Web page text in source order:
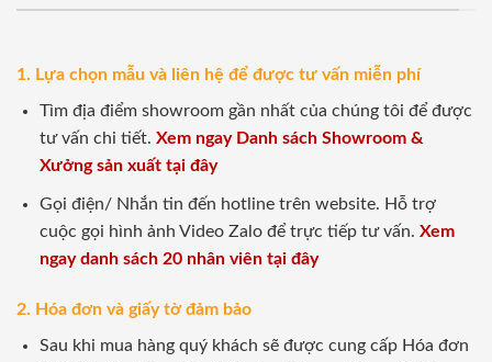
1. Lựa chọn mẫu và liên hệ để được tư vấn miễn phí
Tìm địa điểm showroom gần nhất của chúng tôi để được
tư vấn chi tiết. Xem ngay Danh sách Showroom &
Xưởng sản xuất tại đây
Gọi điện/ Nhắn tin đến hotline trên website. Hỗ trợ
cuộc gọi hình ảnh Video Zalo để trực tiếp tư vấn. Xem
ngay danh sách 20 nhân viên tại đây
2. Hóa đơn và giấy tờ đảm bảo
Sau khi mua hàng quý khách sẽ được cung cấp Hóa đơn